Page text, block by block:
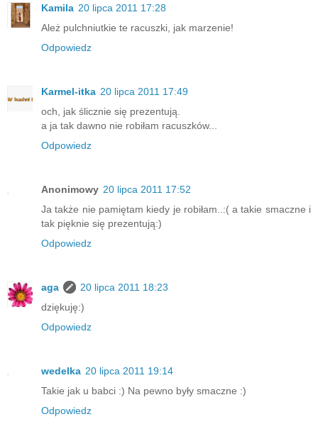
Kamila 20 lipca 2011 17:28
Ależ pulchniutkie te racuszki, jak marzenie!
Odpowiedz
Karmel-itka 20 lipca 2011 17:49
och, jak ślicznie się prezentują.
a ja tak dawno nie robiłam racuszków...
Odpowiedz
Anonimowy 20 lipca 2011 17:52
Ja także nie pamiętam kiedy je robiłam..:( a takie smaczne i
tak pięknie się prezentują:)
Odpowiedz
aga
20 lipca 2011 18:23
dziękuję:)
Odpowiedz
wedelka 20 lipca 2011 19:14
Takie jak u babci :) Na pewno były smaczne :)
Odpowiedz